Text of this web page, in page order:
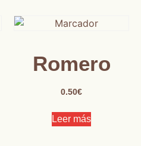
Romero
0.50€
Leer más